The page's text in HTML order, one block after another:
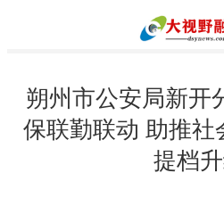
朔州市公安局新开
保联勤联动 助推
提档